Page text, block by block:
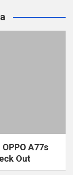
A77s
Out